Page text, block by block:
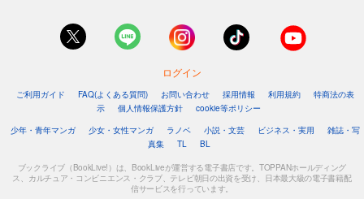
ログイン
ご利用ガイド FAQ(よくある質問) お問い合わせ 採用情報 利用規約
特商法の表
示
個人情報保護方針
cookie等ポリシー
少年・青年マンガ
少女・女性マンガ ラノベ 小説・文芸 ビジネス・実用
雑誌・写
真集
TL BL
ブックライブ（BookLive!）は、BookLiveが運営する電子書店です。TOPPANホールディング
ス、カルチュア・コンビニエンス・クラブ、テレビ朝日の出資を受け、日本最大級の電子書籍配
信サービスを行っています。